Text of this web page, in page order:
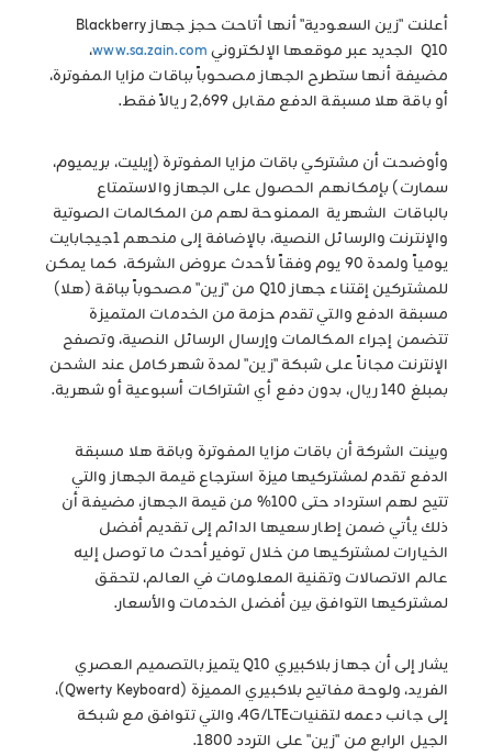
أعلنت "زين السعودية" أنها أتاحت حجز جهاز Blackberry
Q10 الجديد عبر موقعها الإلكتروني
www.sa.zain.com،
مضيفة أنها ستطرح الجهاز مصحوباً بباقات مزايا المفوترة،
أو باقة هلا مسبقة الدفع مقابل 2,699 ريالاً فقط.
وأوضحت أن مشتركي باقات مزايا المفوترة (إيليت، بريميوم،
سمارت) بإمكانهم الحصول على الجهاز والاستمتاع
بالباقات الشهرية الممنوحة لهم من المكالمات الصوتية
والإنترنت والرسائل النصية، بالإضافة إلى منحهم 1جيجابايت
يومياً ولمدة 90 يوم وفقاً لأحدث عروض الشركة، كما يمكن
للمشتركين إقتناء جهاز Q10 من "زين" مصحوباً بباقة (هلا)
مسبقة الدفع والتي تقدم حزمة من الخدمات المتميزة
تتضمن إجراء المكالمات وإرسال الرسائل النصية، وتصفح
الإنترنت مجاناً على شبكة "زين" لمدة شهر كامل عند الشحن
بمبلغ 140 ريال، بدون دفع أي اشتراكات أسبوعية أو شهرية.
وبينت الشركة أن باقات مزايا المفوترة وباقة هلا مسبقة
الدفع تقدم لمشتركيها ميزة استرجاع قيمة الجهاز والتي
تتيح لهم استرداد حتى 100% من قيمة الجهاز، مضيفة أن
ذلك يأتي ضمن إطار سعيها الدائم إلى تقديم أفضل
الخيارات لمشتركيها من خلال توفير أحدث ما توصل إليه
عالم الاتصالات وتقنية المعلومات في العالم، لتحقق
لمشتركيها التوافق بين أفضل الخدمات والأسعار.
يشار إلى أن جهاز بلاكبيري Q10 يتميز بالتصميم العصري
الفريد، ولوحة مفاتيح بلاكبيري المميزة (Qwerty Keyboard)،
إلى جانب دعمه لتقنيات4G/LTE، والتي تتوافق مع شبكة
الجيل الرابع من "زين" على التردد 1800.